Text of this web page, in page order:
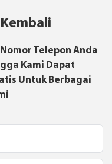
Telepon Anda
Kami Dapat
Untuk Berbagai